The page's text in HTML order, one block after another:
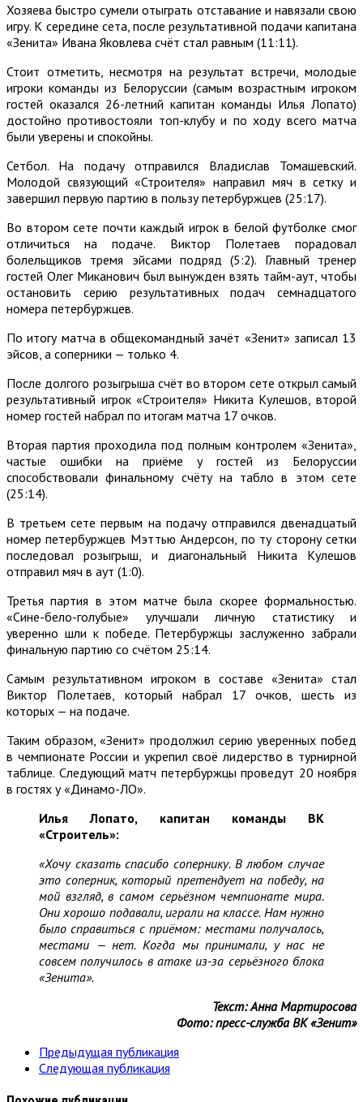
Хозяева быстро сумели отыграть отставание и навязали свою
игру. К середине сета, после результативной подачи капитана
«Зенита» Ивана Яковлева счёт стал равным (11:11).
Стоит отметить, несмотря на результат встречи, молодые
игроки команды из Белоруссии (самым возрастным игроком
гостей оказался 26-летний капитан команды Илья Лопато)
достойно противостояли топ-клубу и по ходу всего матча
были уверены и спокойны.
Сетбол. На подачу отправился Владислав Томашевский.
Молодой связующий «Строителя» направил мяч в сетку и
завершил первую партию в пользу петербуржцев (25:17).
Во втором сете почти каждый игрок в белой футболке смог
отличиться на подаче. Виктор Полетаев порадовал
болельщиков тремя эйсами подряд (5:2). Главный тренер
гостей Олег Миканович был вынужден взять тайм-аут, чтобы
остановить серию результативных подач семнадцатого
номера петербуржцев.
По итогу матча в общекомандный зачёт «Зенит» записал 13
эйсов, а соперники — только 4.
После долгого розыгрыша счёт во втором сете открыл самый
результативный игрок «Строителя» Никита Кулешов, второй
номер гостей набрал по итогам матча 17 очков.
Вторая партия проходила под полным контролем «Зенита»,
частые ошибки на приёме у гостей из Белоруссии
способствовали финальному счёту на табло в этом сете
(25:14).
В третьем сете первым на подачу отправился двенадцатый
номер петербуржцев Мэттью Андерсон, по ту сторону сетки
последовал розыгрыш, и диагональный Никита Кулешов
отправил мяч в аут (1:0).
Третья партия в этом матче была скорее формальностью.
«Сине-бело-голубые» улучшали личную статистику и
уверенно шли к победе. Петербуржцы заслуженно забрали
финальную партию со счётом 25:14.
Самым результативном игроком в составе «Зенита» стал
Виктор Полетаев, который набрал 17 очков, шесть из
которых — на подаче.
Таким образом, «Зенит» продолжил серию уверенных побед
в чемпионате России и укрепил своё лидерство в турнирной
таблице. Следующий матч петербуржцы проведут 20 ноября
в гостях у «Динамо-ЛО».
Илья Лопато, капитан команды ВК
«Строитель»:
«Хочу сказать спасибо сопернику. В любом случае
это соперник, который претендует на победу, на
мой взгляд, в самом серьёзном чемпионате мира.
Они хорошо подавали, играли на классе. Нам нужно
было справиться с приёмом: местами получалось,
местами — нет. Когда мы принимали, у нас не
совсем получилось в атаке из-за серьёзного блока
«Зенита».
Текст: Анна Мартиросова
Фото: пресс-служба ВК «Зенит»
Предыдущая публикация
Следующая публикация